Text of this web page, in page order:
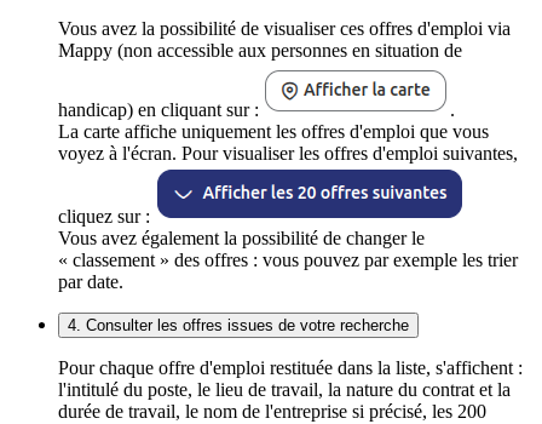
Vous avez la possibilité de visualiser ces offres d'emploi via
Mappy (non accessible aux personnes en situation de
handicap) en cliquant sur :
.
La carte affiche uniquement les offres d'emploi que vous
voyez à l'écran. Pour visualiser les offres d'emploi suivantes,
cliquez sur :
Vous avez également la possibilité de changer le
« classement » des offres : vous pouvez par exemple les trier
par date.
4. Consulter les offres issues de votre recherche
Pour chaque offre d'emploi restituée dans la liste, s'affichent :
l'intitulé du poste, le lieu de travail, la nature du contrat et la
durée de travail, le nom de l'entreprise si précisé, les 200